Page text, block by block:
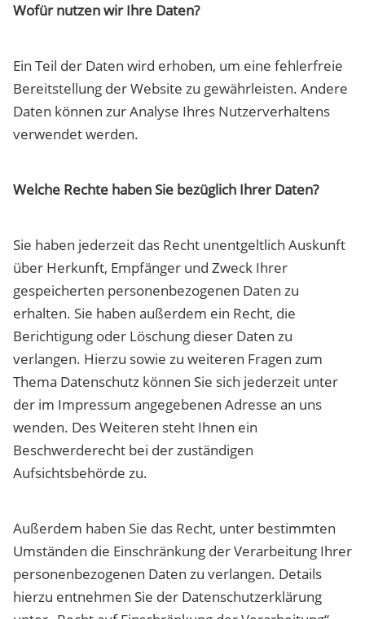
Wofür nutzen wir Ihre Daten?
Ein Teil der Daten wird erhoben, um eine fehlerfreie
Bereitstellung der Website zu gewährleisten. Andere
Daten können zur Analyse Ihres Nutzerverhaltens
verwendet werden.
Welche Rechte haben Sie bezüglich Ihrer Daten?
Sie haben jederzeit das Recht unentgeltlich Auskunft
über Herkunft, Empfänger und Zweck Ihrer
gespeicherten personenbezogenen Daten zu
erhalten. Sie haben außerdem ein Recht, die
Berichtigung oder Löschung dieser Daten zu
verlangen. Hierzu sowie zu weiteren Fragen zum
Thema Datenschutz können Sie sich jederzeit unter
der im Impressum angegebenen Adresse an uns
wenden. Des Weiteren steht Ihnen ein
Beschwerderecht bei der zuständigen
Aufsichtsbehörde zu.
Außerdem haben Sie das Recht, unter bestimmten
Umständen die Einschränkung der Verarbeitung Ihrer
personenbezogenen Daten zu verlangen. Details
hierzu entnehmen Sie der Datenschutzerklärung